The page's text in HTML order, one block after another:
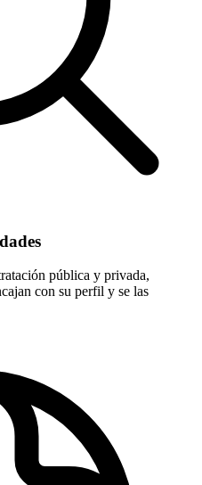
pública y privada,
con su perfil y se las